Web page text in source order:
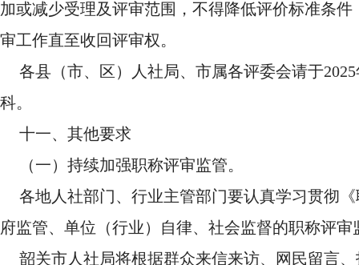
加或减少受理及评审范围，不得降低评价标准条
审工作直至收回评审权。
各县（市、区）人社局、市属各评委会请于
科。
十一、其他要求
（一）持续加强职称评审监管。
各地人社部门、行业主管部门要认真学习贯彻
府监管、单位（行业）自律、社会监督的职称评审
韶关市人社局将根据群众来信来访、网民留言